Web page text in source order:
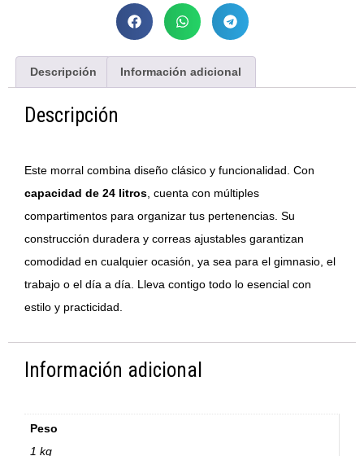
Descripción Información adicional
Descripción
Este morral combina diseño clásico y funcionalidad. Con
capacidad de 24 litros , cuenta con múltiples
compartimentos para organizar tus pertenencias. Su
construcción duradera y correas ajustables garantizan
comodidad en cualquier ocasión, ya sea para el gimnasio, el
trabajo o el día a día. Lleva contigo todo lo esencial con
estilo y practicidad.
Información adicional
Peso
1 kg